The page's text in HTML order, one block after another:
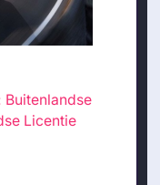
Buitenlandse
Licentie